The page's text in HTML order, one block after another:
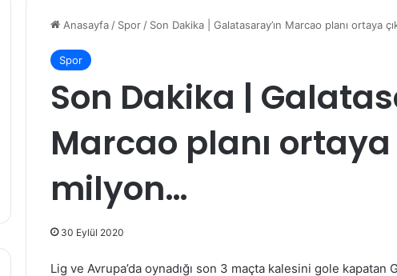
Anasayfa / Spor / Son Dakika | Galatasaray’ın Marcao planı ortaya
Spor
Son Dakika |
Marcao planı ortaya
milyon…
30 Eylül 2020
Lig ve Avrupa’da oynadığı son 3 maçta kalesini gole kapatan